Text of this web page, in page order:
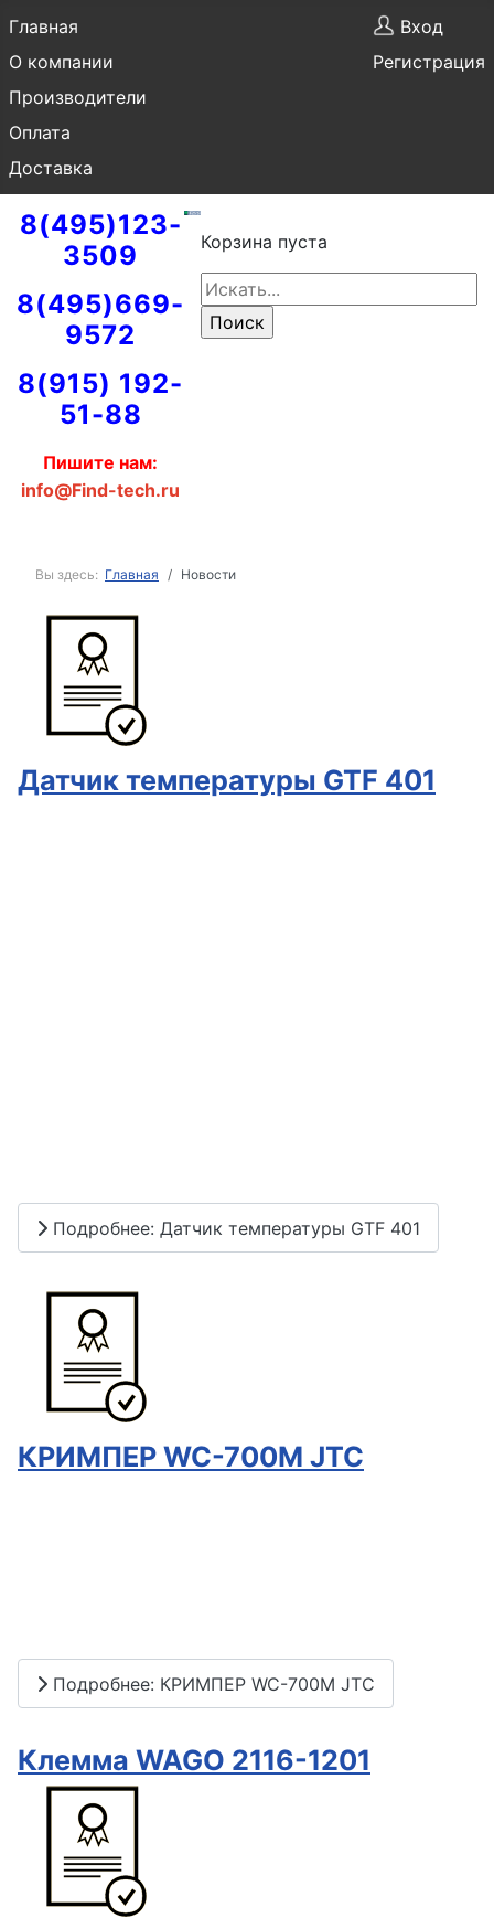
Главная
О компании
Производители
Оплата
Доставка
Вход
Регистрация
8(495)123-
3509
8(495)669-
9572
8(915) 192-
51-88
Пишите нам:
info@Find-tech.ru
Корзина пуста
Вы здесь: Главная Новости
Датчик температуры GTF 401
Подробнее: Датчик температуры GTF 401
КРИМПЕР WC-700M JTC
Подробнее: КРИМПЕР WC-700M JTC
Клемма WAGO 2116-1201